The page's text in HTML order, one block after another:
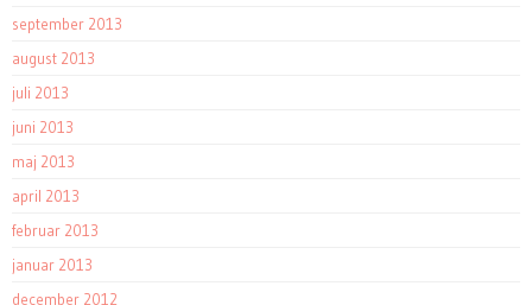
september 2013
august 2013
juli 2013
juni 2013
maj 2013
april 2013
februar 2013
januar 2013
december 2012